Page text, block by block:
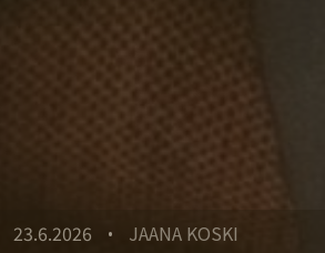
23.6.2026 • JAANA KOSKI